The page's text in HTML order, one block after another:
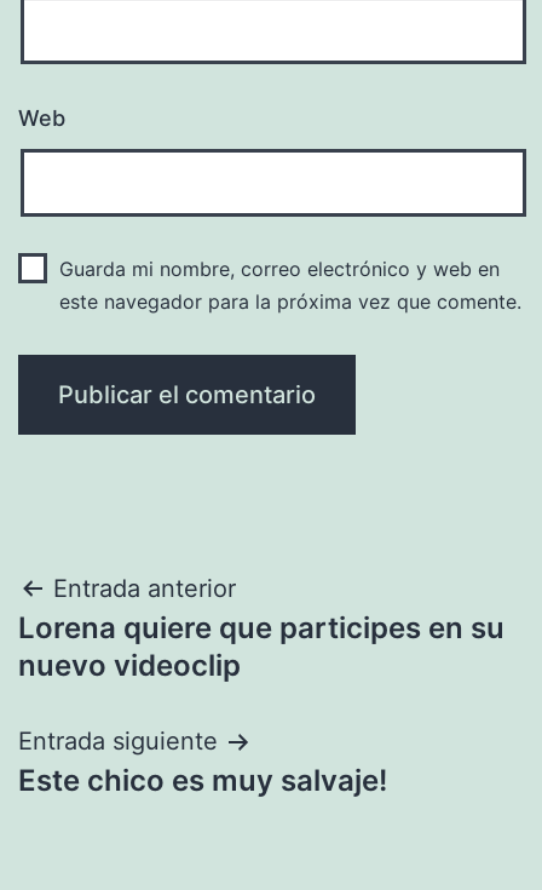
Web
Guarda mi nombre, correo electrónico y web en
este navegador para la próxima vez que comente.
Navegación
de
Entrada anterior
Lorena quiere que participes en su
nuevo videoclip
Entrada siguiente
Este chico es muy salvaje!